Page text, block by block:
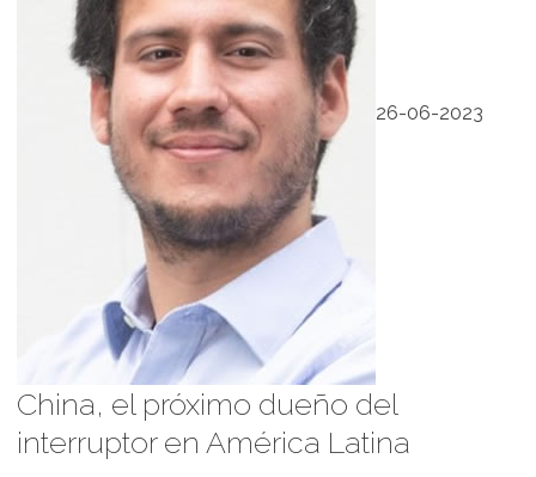
26-06-2023
China, el próximo dueño del
interruptor en América Latina